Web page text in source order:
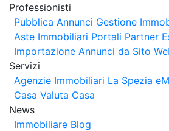
Professionisti
Pubblica Annunci Gestione
Aste Immobiliari Portali Partner
Importazione Annunci da Sito
Servizi
Agenzie Immobiliari La Spezia
Casa Valuta Casa
News
Immobiliare Blog